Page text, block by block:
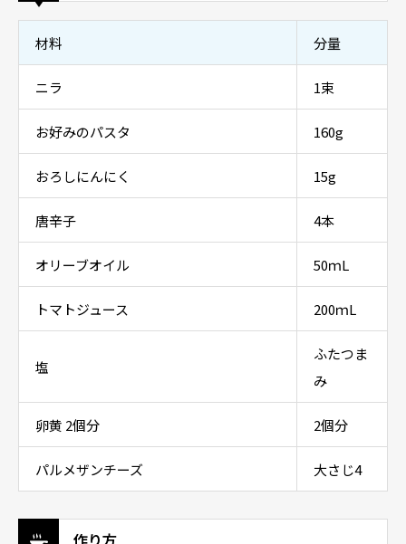
材料 分量
ニラ 1束
お好みのパスタ 160g
おろしにんにく 15g
唐辛子 4本
オリーブオイル 50ｍL
トマトジュース 200ｍL
塩
ふたつま
み
卵黄 2個分 2個分
パルメザンチーズ 大さじ4
作り方